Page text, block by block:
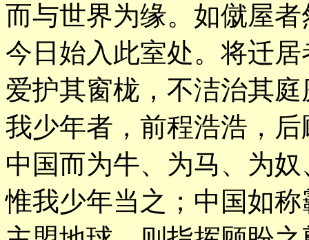
而与世界为缘。如僦屋
今日始入此室处。将迁居
爱护其窗栊，不洁治其
我少年者，前程浩浩，
中国而为牛、为马、为
惟我少年当之；中国如